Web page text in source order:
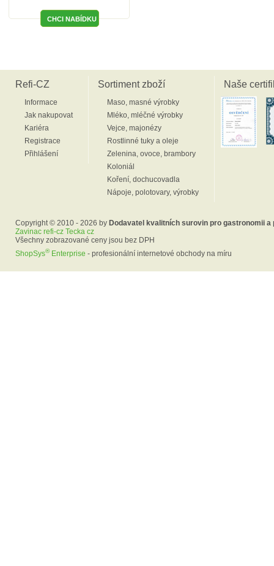
Refi-CZ
Informace
Jak nakupovat
Kariéra
Registrace
Přihlášení
Sortiment zboží
Maso, masné výrobky
Mléko, mléčné výrobky
Vejce, majonézy
Rostlinné tuky a oleje
Zelenina, ovoce, brambory
Koloniál
Koření, dochucovadla
Nápoje, polotovary, výrobky
Naše
Copyright © 2010 - 2026 by Dodavatel kvalitních surovin pro gastronomii
Zavinac refi-cz Tecka cz
Všechny zobrazované ceny jsou bez DPH
ShopSys®Enterprise - profesionální internetové obchody na míru